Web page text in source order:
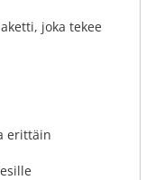
joka tekee
erittäin